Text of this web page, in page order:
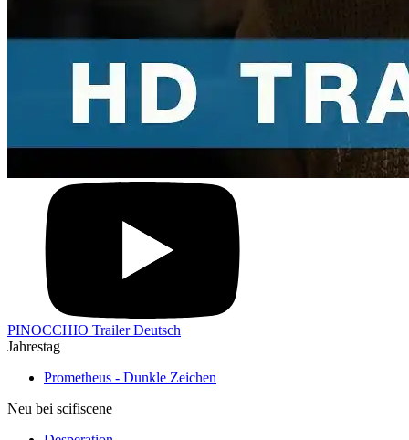
PINOCCHIO Trailer Deutsch
Jahrestag
Prometheus - Dunkle Zeichen
Neu bei scifiscene